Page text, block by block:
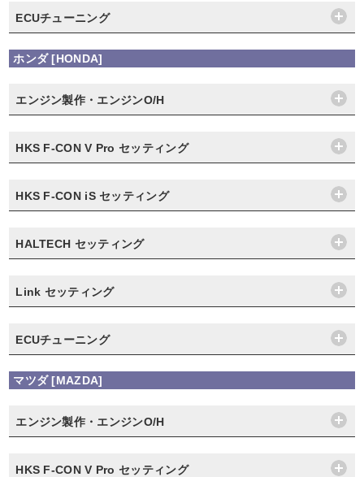
ECUチューニング
ホンダ [HONDA]
エンジン製作・エンジンO/H
HKS F-CON V Pro セッティング
HKS F-CON iS セッティング
HALTECH セッティング
Link セッティング
ECUチューニング
マツダ [MAZDA]
エンジン製作・エンジンO/H
HKS F-CON V Pro セッティング